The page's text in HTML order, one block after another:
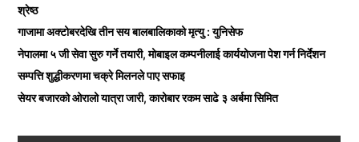
श्रेष्ठ
गाजामा अक्टोबरदेखि तीन सय बालबालिकाको मृत्यु : युनिसेफ
नेपालमा ५ जी सेवा सुरु गर्ने तयारी, मोबाइल कम्पनीलाई कार्ययोजना पेश गर्न निर्देशन
सम्पत्ति शुद्धीकरणमा चक्रे मिलनले पाए सफाइ
सेयर बजारको ओरालो यात्रा जारी, कारोबार रकम साढे ३ अर्बमा सिमित